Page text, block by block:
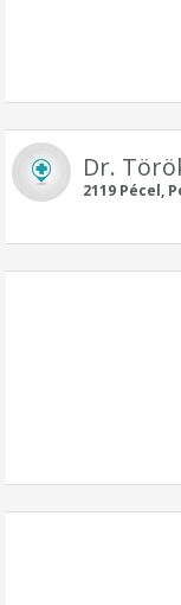
Dr.
2119 Pécel,